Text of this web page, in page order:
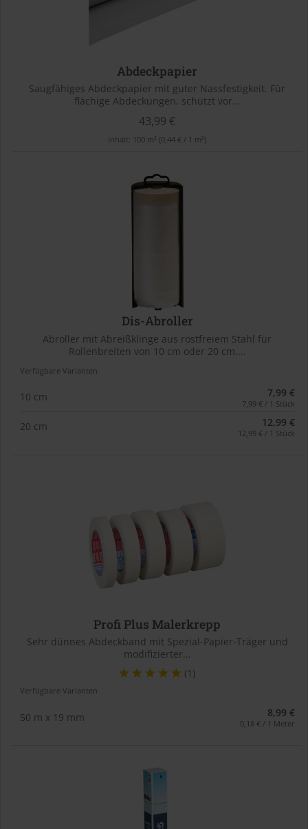
Abdeckpapier
Saugfähiges Abdeckpapier mit guter Nassfestigkeit. Für
flächige Abdeckungen, schützt vor...
43,99 €
Inhalt: 100 m² (0,44 € / 1 m²)
Dis-Abroller
Abroller mit Abreißklinge aus rostfreiem Stahl für
Rollenbreiten von 10 cm oder 20 cm....
Verfügbare Varianten
10 cm 7,99 €
7,99 € / 1 Stück
20 cm 12,99 €
12,99 € / 1 Stück
Profi Plus Malerkrepp
Sehr dünnes Abdeckband mit Spezial-Papier-Träger und
modifizierter...
(1)
Verfügbare Varianten
50 m x 19 mm 8,99 €
0,18 € / 1 Meter